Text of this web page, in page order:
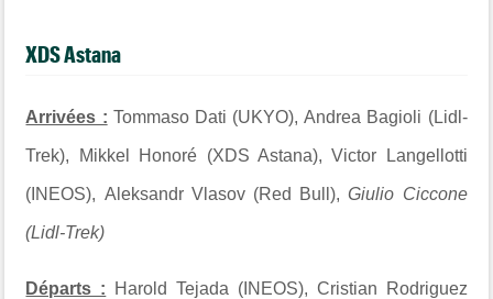
XDS Astana
Arrivées : Tommaso Dati (UKYO), Andrea Bagioli (Lidl-
Trek), Mikkel Honoré (XDS Astana), Victor Langellotti
(INEOS), Aleksandr Vlasov (Red Bull), Giulio Ciccone
(Lidl-Trek)
Départs : Harold Tejada (INEOS), Cristian Rodriguez